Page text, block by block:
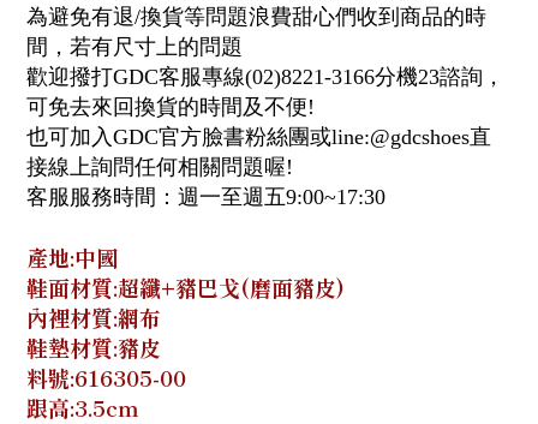
為避免有退/換貨等問題浪費甜心們收到商品的時
間，若有尺寸上的問題
歡迎撥打GDC客服專線(02)8221-3166分機23諮詢，
可免去來回換貨的時間及不便!
也可加入GDC官方臉書粉絲團或line:@gdcshoes直
接線上詢問任何相關問題喔!
客服服務時間：週一至週五9:00~17:30
產地:中國
鞋面材質:超纖+豬巴戈(磨面豬皮)
內裡材質:網布
鞋墊材質:豬皮
料號:616305-00
跟高:3.5cm